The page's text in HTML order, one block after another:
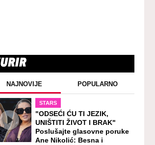
NAJNOVIJE POPULARNO
STARS
"ODSEĆI ĆU TI JEZIK,
UNIŠTITI ŽIVOT I BRAK"
Poslušajte glasovne poruke
Ane Nikolić: Besna i